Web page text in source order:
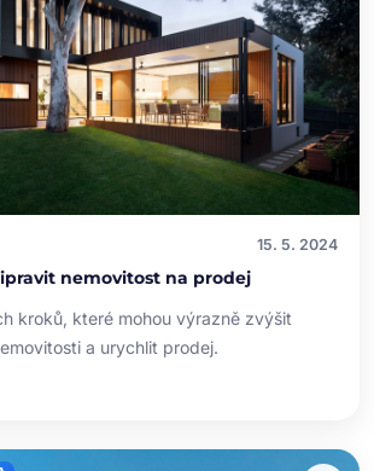
15. 5. 2024
nemovitost na prodej
kroků, které mohou výrazně zvýšit
a urychlit prodej.